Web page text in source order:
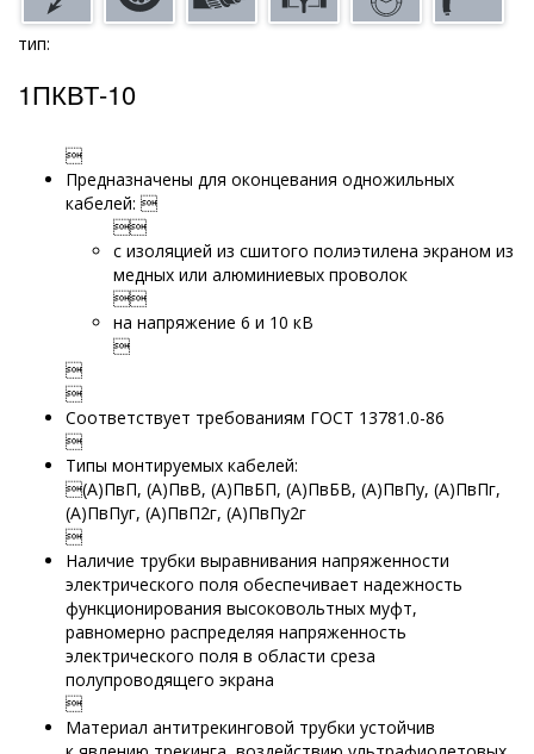
тип:
1ПКВТ-10

Предназначены для оконцевания одножильных
кабелей: 

с изоляцией из сшитого полиэтилена экраном из
медных или алюминиевых проволок

на напряжение 6 и 10 кВ



Соответствует требованиям ГОСТ 13781.0-86

Типы монтируемых кабелей:
(А)ПвП, (А)ПвВ, (А)ПвБП, (А)ПвБВ, (А)ПвПу, (А)ПвПг,
(А)ПвПуг, (А)ПвП2г, (А)ПвПу2г

Наличие трубки выравнивания напряженности
электрического поля обеспечивает надежность
функционирования высоковольтных муфт,
равномерно распределяя напряженность
электрического поля в области среза
полупроводящего экрана

Материал антитрекинговой трубки устойчив